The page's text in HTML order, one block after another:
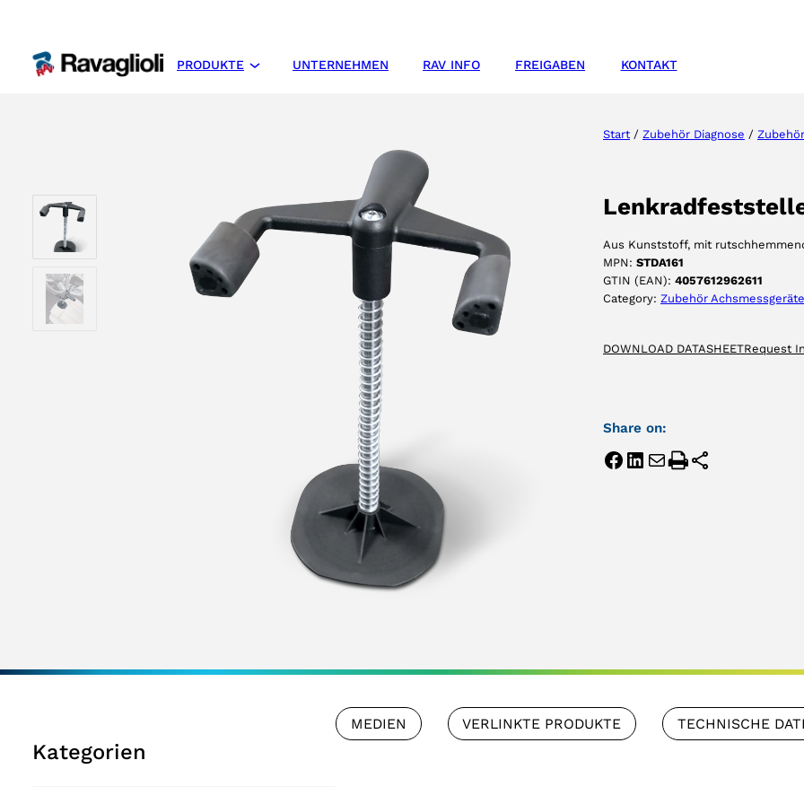
PRODUKTE UNTERNEHMEN RAV INFO FREIGABEN KONTAKT
Start / Zubehör Diagnose /
Aus Kunststoff, mit
MPN: STDA161
GTIN (EAN): 4057612962611
Category: Zubehör Achsmessgeräte
DOWNLOAD DATASHEETRequest
Share on:
Kategorien
MEDIEN VERLINKTE PRODUKTE TECHNISCHE